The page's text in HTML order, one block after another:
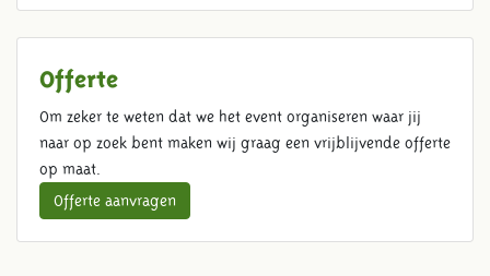
Offerte
Om zeker te weten dat we het event organiseren waar jij
naar op zoek bent maken wij graag een vrijblijvende offerte
op maat.
Offerte aanvragen